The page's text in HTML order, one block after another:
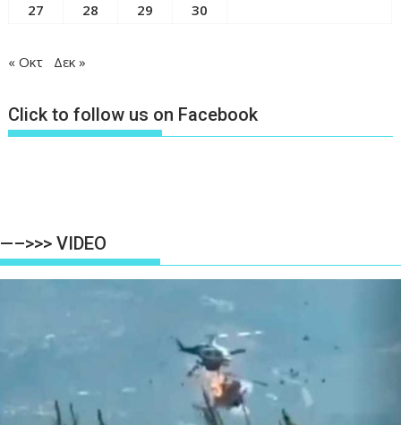
27
28 29 30
« Οκτ Δεκ »
Click to follow us on Facebook
—–>>> VIDEO